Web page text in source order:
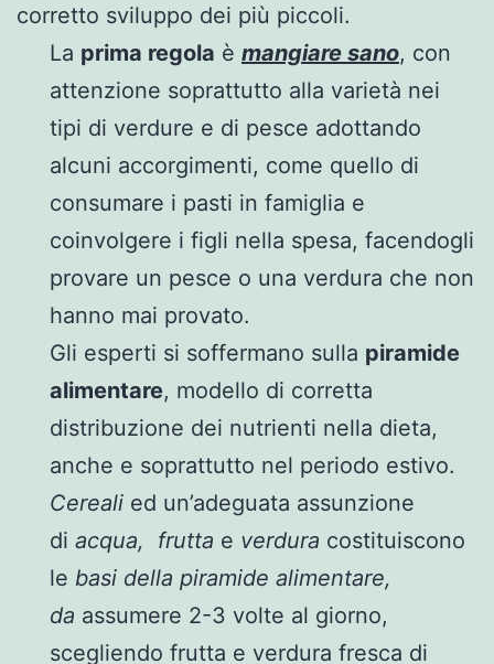
corretto sviluppo dei più piccoli.
La prima regola è mangiare sano, con
attenzione soprattutto alla varietà nei
tipi di verdure e di pesce adottando
alcuni accorgimenti, come quello di
consumare i pasti in famiglia e
coinvolgere i figli nella spesa, facendogli
provare un pesce o una verdura che non
hanno mai provato.
Gli esperti si soffermano sulla piramide
alimentare, modello di corretta
distribuzione dei nutrienti nella dieta,
anche e soprattutto nel periodo estivo.
Cereali ed un’adeguata assunzione
di acqua, frutta e verdura costituiscono
le basi della piramide alimentare,
da assumere 2-3 volte al giorno,
scegliendo frutta e verdura fresca di